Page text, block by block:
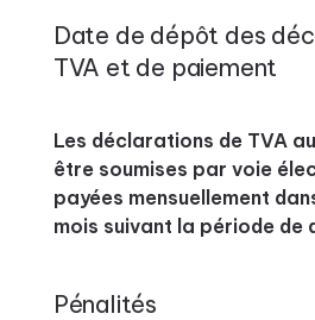
Date de dépôt des
TVA et de paiement
Les déclarations de TVA
être soumises par voie
payées mensuellement
mois suivant la période de
Pénalités